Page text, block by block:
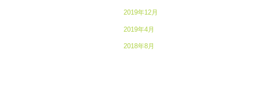
2019年12月
2019年4月
2018年8月